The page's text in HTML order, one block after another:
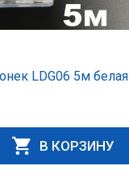
LDG06 5м белая
В КОРЗИНУ